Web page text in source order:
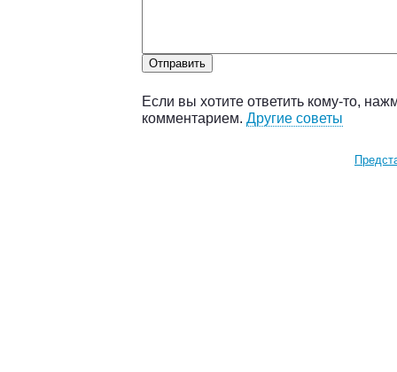
Если вы хотите ответить кому-то,
комментарием. Другие советы